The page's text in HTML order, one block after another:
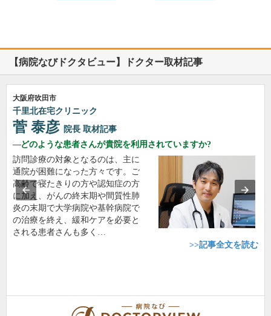
【病院なびドクタビュー】ドクター取材記事
大阪府吹田市
千里北在宅クリニック
菅 泰彦 院長 取材記事
どのような患者さんが貴院を利用されていますか?
訪問診療の対象となるのは、主に
通院が困難になった方々です。ご
高齢で寝たきりの方や認知症の方
に加え、がんの終末期や間質性肺
炎の末期で大学病院や基幹病院で
の治療を終え、緩和ケアを必要と
される患者さんも多く…
>>記事全文を読む